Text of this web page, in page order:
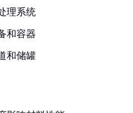
理系统
和容器
和储罐